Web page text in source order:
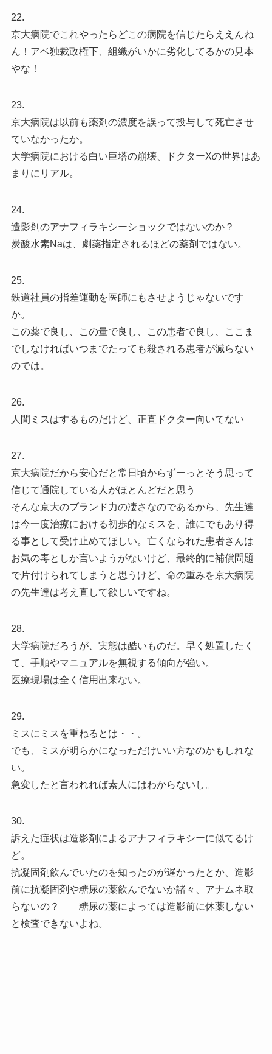
22.
京大病院でこれやったらどこの病院を信じたらええんね
ん！アベ独裁政権下、組織がいかに劣化してるかの見本
やな！
23.
京大病院は以前も薬剤の濃度を誤って投与して死亡させ
ていなかったか。
大学病院における白い巨塔の崩壊、ドクターXの世界はあ
まりにリアル。
24.
造影剤のアナフィラキシーショックではないのか？
炭酸水素Naは、劇薬指定されるほどの薬剤ではない。
25.
鉄道社員の指差運動を医師にもさせようじゃないです
か。
この薬で良し、この量で良し、この患者で良し、ここま
でしなければいつまでたっても殺される患者が減らない
のでは。
26.
人間ミスはするものだけど、正直ドクター向いてない
27.
京大病院だから安心だと常日頃からずーっとそう思って
信じて通院している人がほとんどだと思う
そんな京大のブランド力の凄さなのであるから、先生達
は今一度治療における初歩的なミスを、誰にでもあり得
る事として受け止めてほしい。亡くなられた患者さんは
お気の毒としか言いようがないけど、最終的に補償問題
で片付けられてしまうと思うけど、命の重みを京大病院
の先生達は考え直して欲しいですね。
28.
大学病院だろうが、実態は酷いものだ。早く処置したく
て、手順やマニュアルを無視する傾向が強い。
医療現場は全く信用出来ない。
29.
ミスにミスを重ねるとは・・。
でも、ミスが明らかになっただけいい方なのかもしれな
い。
急変したと言われれば素人にはわからないし。
30.
訴えた症状は造影剤によるアナフィラキシーに似てるけ
ど。
抗凝固剤飲んでいたのを知ったのが遅かったとか、造影
前に抗凝固剤や糖尿の薬飲んでないか諸々、アナムネ取
らないの？ 糖尿の薬によっては造影前に休薬しない
と検査できないよね。